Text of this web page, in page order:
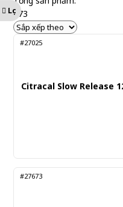
373
#27025
Citracal Slow Release
#27673
Lọc